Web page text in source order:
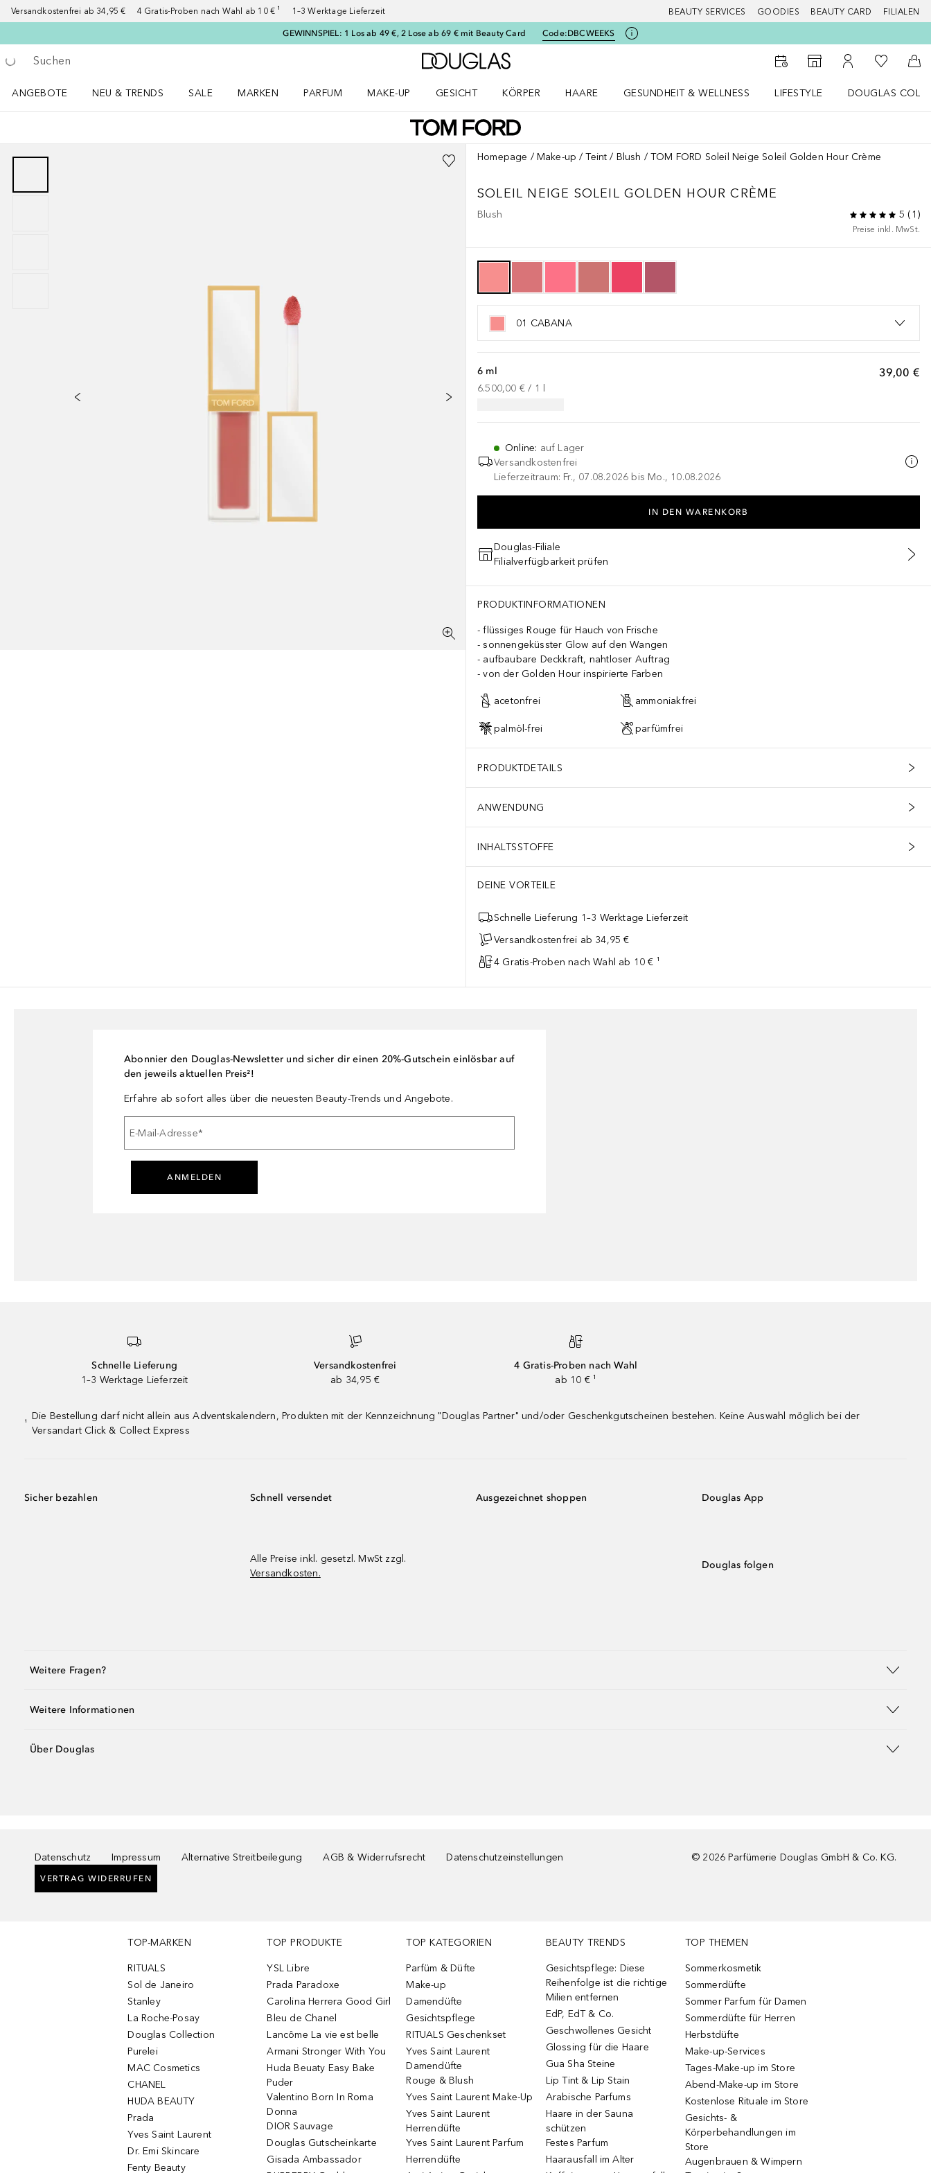
Versandkostenfrei ab 34,95 € 4 Gratis-Proben nach Wahl ab 10 € ¹ 1–3 Werktage Lieferzeit BEAUTY SERVICES GOODIES BEAUTY CARD FILIALEN
GEWINNSPIEL: 1 Los ab 49 €, 2 Lose ab 69 € mit Beauty Card Code:DBCWEEKS
Gehe zurück
Suche ausführen
Zur Douglas Startseite
Zum Storefinder
Zu Meinem
Zu Meiner
ANGEBOTE
NEU & TRENDS
SALE
MARKEN
PARFUM
MAKE-UP
GESICHT
KÖRPER
HAARE
GESUNDHEIT & WELLNESS
LIFESTYLE
DOUGLAS
Homepage Make-up Teint Blush TOM FORD Soleil Neige Soleil Golden Hour Crème
SOLEIL NEIGE SOLEIL GOLDEN HOUR CRÈME
Blush 5 ( 1 )
Preise inkl. MwSt.
01 CABANA
39,00 €
6 ml
6.500,00 € / 1
Online: auf Lager
Versandkostenfrei
Lieferzeitraum: Fr., 07.08.2026 bis Mo., 10.08.2026
IN DEN WARENKORB
Douglas-Filiale
Filialverfügbarkeit prüfen
PRODUKTINFORMATIONEN
flüssiges Rouge für Hauch von Frische
sonnengeküsster Glow auf den Wangen
aufbaubare Deckkraft, nahtloser Auftrag
von der Golden Hour inspirierte Farben
acetonfrei ammoniakfrei
palmöl-frei parfümfrei
PRODUKTDETAILS
ANWENDUNG
INHALTSSTOFFE
DEINE VORTEILE
Schnelle Lieferung 1–3 Werktage Lieferzeit
Versandkostenfrei ab 34,95 €
4 Gratis-Proben nach Wahl ab 10 € ¹
Abonnier den Douglas-Newsletter und sicher dir einen 20%-Gutschein einlösbar auf
den jeweils aktuellen Preis²!
Erfahre ab sofort alles über die neuesten Beauty-Trends und Angebote.
E-Mail-Adresse*
ANMELDEN
Schnelle Lieferung
1–3 Werktage Lieferzeit
Versandkostenfrei
ab 34,95 €
4 Gratis-Proben nach Wahl
ab 10 € ¹
¹
Die Bestellung darf nicht allein aus Adventskalendern, Produkten mit der Kennzeichnung "Douglas Partner" und/oder Geschenkgutscheinen bestehen. Keine Auswahl möglich bei der
Versandart Click & Collect Express
Sicher bezahlen Schnell versendet
Alle Preise inkl. gesetzl. MwSt zzgl.
Versandkosten.
Ausgezeichnet shoppen Douglas App
Douglas folgen
Weitere Fragen?
Weitere Informationen
Über Douglas
Datenschutz Impressum Alternative Streitbeilegung AGB & Widerrufsrecht Datenschutzeinstellungen
VERTRAG WIDERRUFEN
© 2026 Parfümerie Douglas GmbH & Co. KG.
TOP-MARKEN
RITUALS
Sol de Janeiro
Stanley
La Roche-Posay
Douglas Collection
Purelei
MAC Cosmetics
CHANEL
HUDA BEAUTY
Prada
Yves Saint Laurent
Dr. Emi Skincare
Fenty Beauty
TOP PRODUKTE
YSL Libre
Prada Paradoxe
Carolina Herrera Good Girl
Bleu de Chanel
Lancôme La vie est belle
Armani Stronger With You
Huda Beuaty Easy Bake
Puder
Valentino Born In Roma
Donna
DIOR Sauvage
Douglas Gutscheinkarte
Gisada Ambassador
TOP KATEGORIEN
Parfüm & Düfte
Make-up
Damendüfte
Gesichtspflege
RITUALS Geschenkset
Yves Saint Laurent
Damendüfte
Rouge & Blush
Yves Saint Laurent Make-Up
Yves Saint Laurent
Herrendüfte
Yves Saint Laurent Parfum
Herrendüfte
BEAUTY TRENDS
Gesichtspflege: Diese
Reihenfolge ist die richtige
Milien entfernen
EdP, EdT & Co.
Geschwollenes Gesicht
Glossing für die Haare
Gua Sha Steine
Lip Tint & Lip Stain
Arabische Parfums
Haare in der Sauna
schützen
Festes Parfum
Haarausfall im Alter
TOP THEMEN
Sommerkosmetik
Sommerdüfte
Sommer Parfum für Damen
Sommerdüfte für Herren
Herbstdüfte
Make-up-Services
Tages-Make-up im Store
Abend-Make-up im Store
Kostenlose Rituale im Store
Gesichts- &
Körperbehandlungen im
Store
Augenbrauen & Wimpern